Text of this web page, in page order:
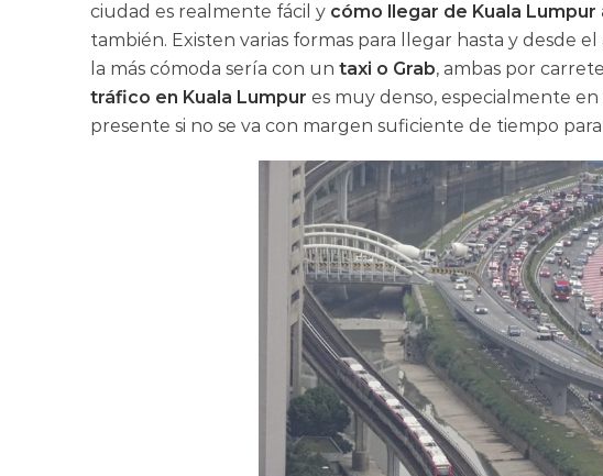
ciudad es realmente fácil y cómo llegar de Kuala
también. Existen varias formas para llegar hasta y desde
la más cómoda sería con un taxi o Grab, ambas por
tráfico en Kuala Lumpur es muy denso, especialmente
presente si no se va con margen suficiente de tiempo